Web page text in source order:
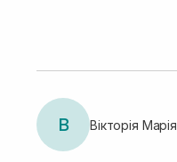
В Вікторія Марія